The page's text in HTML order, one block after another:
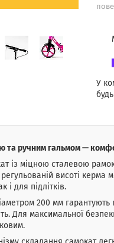
У
та ручним гальмом —
із міцною сталевою
висоті керма
і для підлітків.
200 мм
Для максимальної